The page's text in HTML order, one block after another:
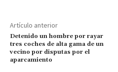
Artículo anterior
Detenido un hombre por rayar
tres coches de alta gama de un
vecino por disputas por el
aparcamiento